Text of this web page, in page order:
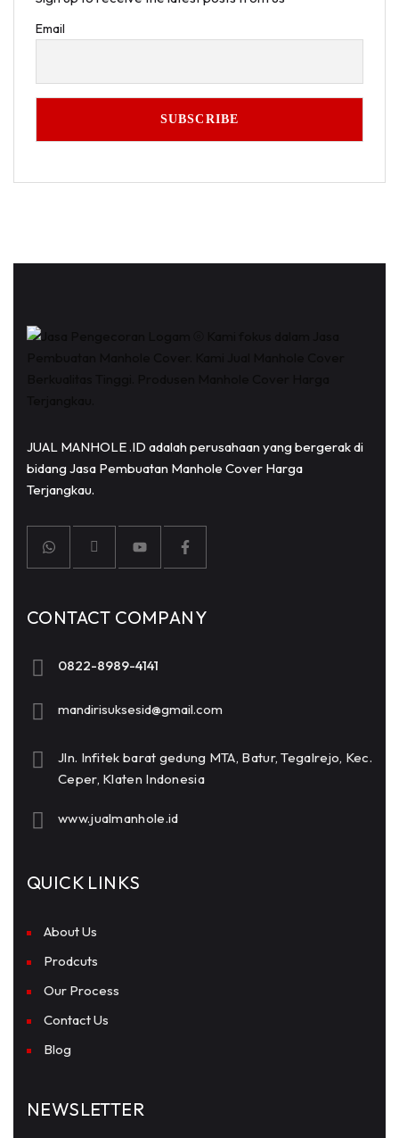
Email
JUAL MANHOLE .ID adalah perusahaan yang bergerak di
bidang Jasa Pembuatan Manhole Cover Harga
Terjangkau.
CONTACT COMPANY
0822-8989-4141
mandirisuksesid@gmail.com
Jln. Infitek barat gedung MTA, Batur, Tegalrejo, Kec.
Ceper, Klaten Indonesia
www.jualmanhole.id
QUICK LINKS
About Us
Prodcuts
Our Process
Contact Us
Blog
NEWSLETTER